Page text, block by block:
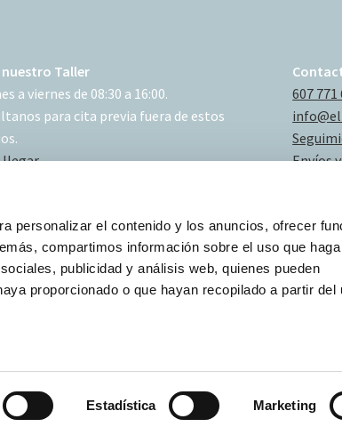
personalizar el contenido y los anuncios, ofrecer
compartimos información sobre el uso que
publicidad y análisis web, quienes pueden
proporcionado o que hayan recopilado a partir del
Estadística Marketing
Taller
a viernes de 08:30 a 16:00.
para cita previa fuera de estos
llegar
607 771
Envíos